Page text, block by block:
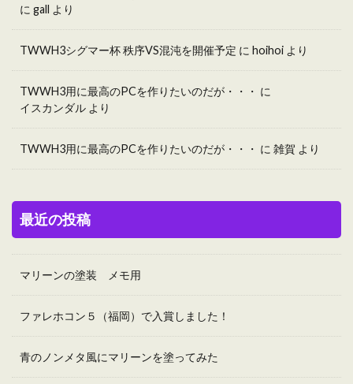
に gall より
TWWH3シグマー杯 秩序VS混沌を開催予定 に hoihoi より
TWWH3用に最高のPCを作りたいのだが・・・ に
イスカンダル より
TWWH3用に最高のPCを作りたいのだが・・・ に 雑賀 より
最近の投稿
マリーンの塗装 メモ用
ファレホコン５（福岡）で入賞しました！
青のノンメタ風にマリーンを塗ってみた